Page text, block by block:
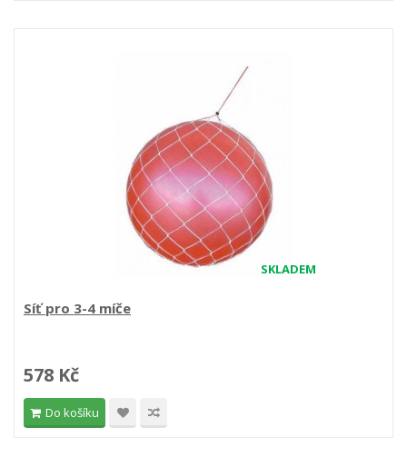
SKLADEM
Síť pro 3-4 míče
578 Kč
Do košíku